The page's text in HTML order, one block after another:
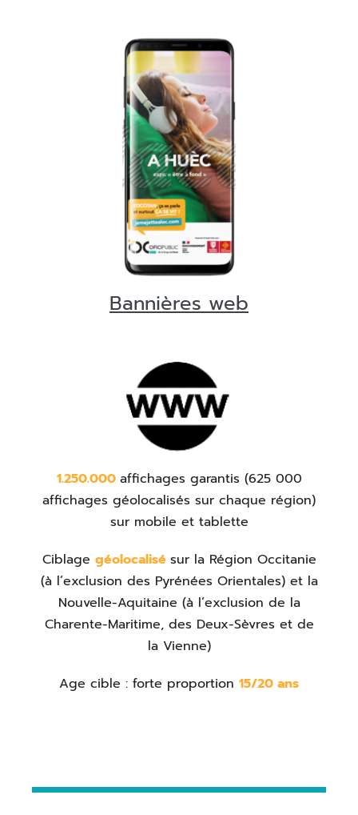
Bannières web
1.250.000 affichages garantis (625 000
affichages géolocalisés sur chaque région)
sur mobile et tablette
Ciblage géolocalisé sur la Région Occitanie
(à l’exclusion des Pyrénées Orientales) et la
Nouvelle-Aquitaine (à l’exclusion de la
Charente-Maritime, des Deux-Sèvres et de
la Vienne)
Age cible : forte proportion 15/20 ans